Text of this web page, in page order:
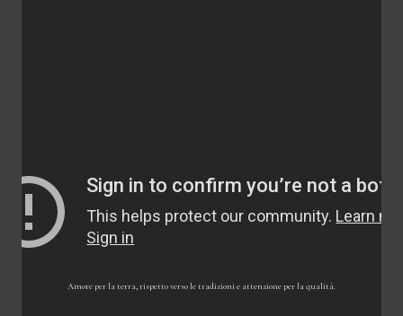
Amore per la terra, rispetto verso le tradizioni e attenzione per la qualità.